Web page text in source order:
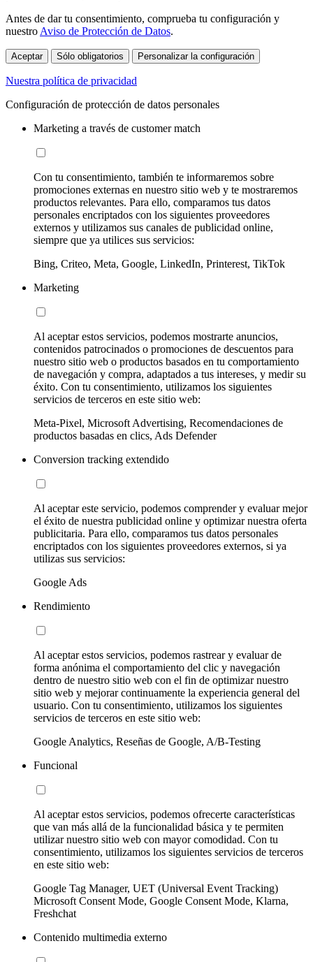
Antes de dar tu consentimiento, comprueba tu configuración y
nuestro Aviso de Protección de Datos.
Aceptar Sólo obligatorios Personalizar la configuración
Nuestra política de privacidad
Configuración de protección de datos personales
Marketing a través de customer match
Con tu consentimiento, también te informaremos sobre
promociones externas en nuestro sitio web y te mostraremos
productos relevantes. Para ello, comparamos tus datos
personales encriptados con los siguientes proveedores
externos y utilizamos sus canales de publicidad online,
siempre que ya utilices sus servicios:
Bing, Criteo, Meta, Google, LinkedIn, Printerest, TikTok
Marketing
Al aceptar estos servicios, podemos mostrarte anuncios,
contenidos patrocinados o promociones de descuentos para
nuestro sitio web o productos basados en tu comportamiento
de navegación y compra, adaptados a tus intereses, y medir su
éxito. Con tu consentimiento, utilizamos los siguientes
servicios de terceros en este sitio web:
Meta-Pixel, Microsoft Advertising, Recomendaciones de
productos basadas en clics, Ads Defender
Conversion tracking extendido
Al aceptar este servicio, podemos comprender y evaluar mejor
el éxito de nuestra publicidad online y optimizar nuestra oferta
publicitaria. Para ello, comparamos tus datos personales
encriptados con los siguientes proveedores externos, si ya
utilizas sus servicios:
Google Ads
Rendimiento
Al aceptar estos servicios, podemos rastrear y evaluar de
forma anónima el comportamiento del clic y navegación
dentro de nuestro sitio web con el fin de optimizar nuestro
sitio web y mejorar continuamente la experiencia general del
usuario. Con tu consentimiento, utilizamos los siguientes
servicios de terceros en este sitio web:
Google Analytics, Reseñas de Google, A/B-Testing
Funcional
Al aceptar estos servicios, podemos ofrecerte características
que van más allá de la funcionalidad básica y te permiten
utilizar nuestro sitio web con mayor comodidad. Con tu
consentimiento, utilizamos los siguientes servicios de terceros
en este sitio web:
Google Tag Manager, UET (Universal Event Tracking)
Microsoft Consent Mode, Google Consent Mode, Klarna,
Freshchat
Contenido multimedia externo